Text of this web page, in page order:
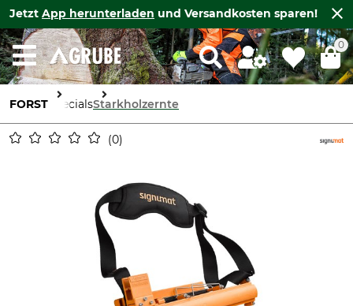
Jetzt App herunterladen und Versandkosten sparen!
0
FORST SpecialsStarkholzernte
0